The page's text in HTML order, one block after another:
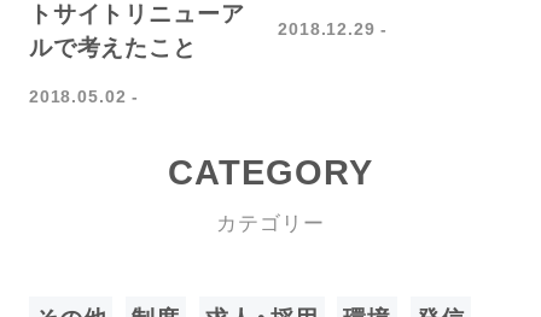
トサイトリニューア
ルで考えたこと
2018.05.02
2018.12.29
CATEGORY
カテゴリー